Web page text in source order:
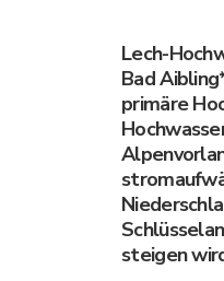
Lech-
Bad
primäre
steigen